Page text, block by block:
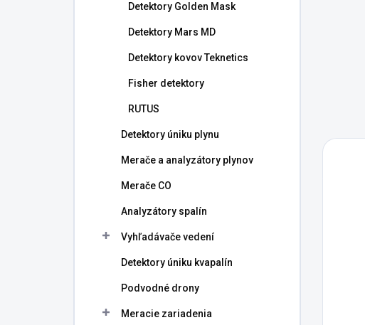
Detektory Golden Mask
Detektory Mars MD
Detektory kovov Teknetics
Fisher detektory
RUTUS
Detektory úniku plynu
Merače a analyzátory plynov
Merače CO
Analyzátory spalín
Vyhľadávače vedení
Detektory úniku kvapalín
Podvodné drony
Meracie zariadenia